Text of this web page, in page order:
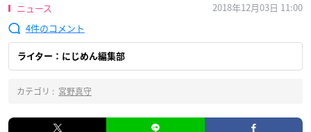
ニュース
2018年12月03日 11:00
4
ライター：にじめん編集部
カテゴリ : 宮野真守